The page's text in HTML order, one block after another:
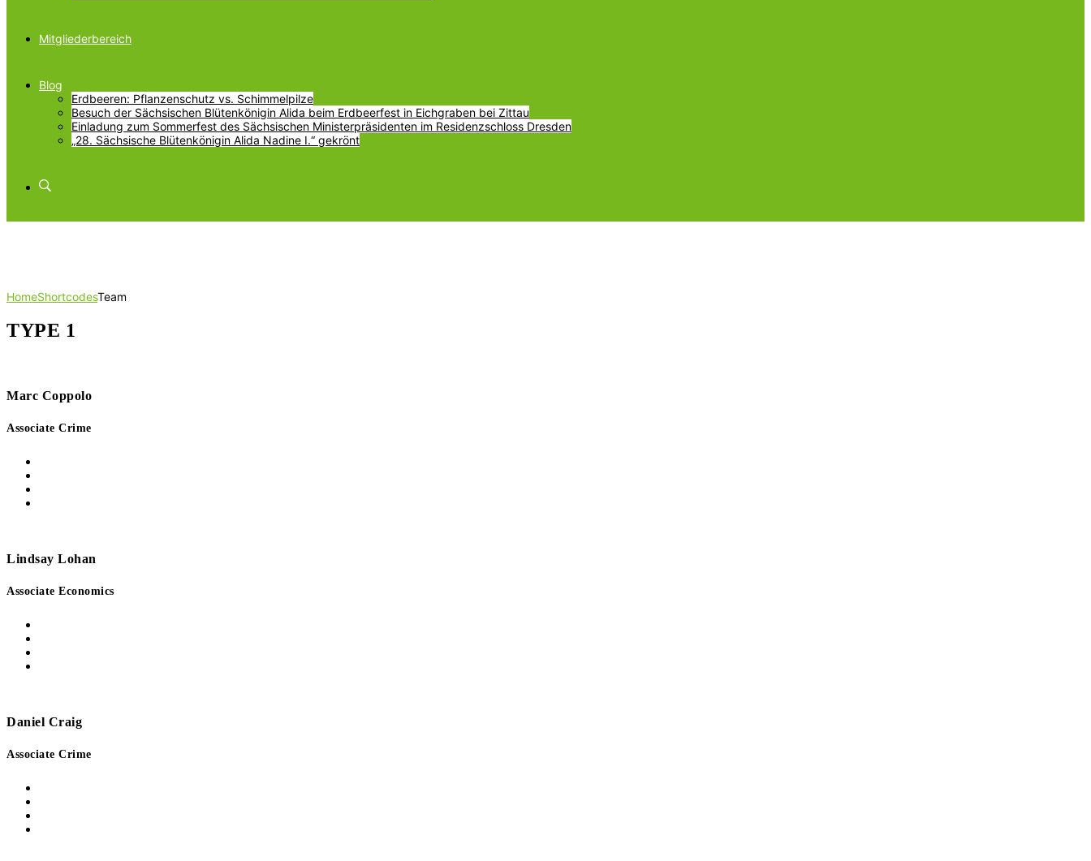
Mitgliederbereich
Blog
Erdbeeren: Pflanzenschutz vs. Schimmelpilze
Besuch der Sächsischen Blütenkönigin Alida beim Erdbeerfest in Eichgraben bei Zittau
Einladung zum Sommerfest des Sächsischen Ministerpräsidenten im Residenzschloss Dresden
„28. Sächsische Blütenkönigin Alida Nadine I.“ gekrönt
HomeShortcodesTeam
TYPE 1
Marc Coppolo
Associate Crime
Lindsay Lohan
Associate Economics
Daniel Craig
Associate Crime